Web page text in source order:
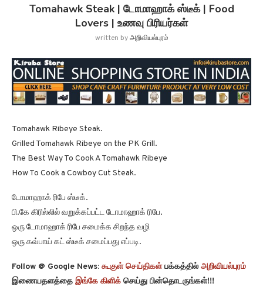
Tomahawk Steak | டோமாஹாக் ஸ்டீக் | Food
Lovers | உணவு பிரியர்கள்
written byஅறிவியல்புரம்
Tomahawk Ribeye Steak.
Grilled Tomahawk Ribeye on the PK Grill.
The Best Way To Cook A Tomahawk Ribeye
How To Cook a Cowboy Cut Steak.
டோமாஹாக் ரிபே ஸ்டீக்.
பி.கே கிரில்லில் வறுக்கப்பட்ட டோமாஹாக் ரிபே.
ஒரு டோமாஹாக் ரிபே சமைக்க சிறந்த வழி
ஒரு கவ்பாய் கட் ஸ்டீக் சமைப்பது எப்படி.
Follow @ Google News: கூகுள் செய்திகள்பக்கத்தில் அறிவியல்புரம்
இணையதளத்தை இங்கே கிளிக் செய்து பின்தொடருங்கள்!!!